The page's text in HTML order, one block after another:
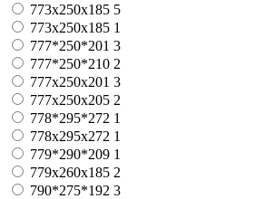
773x250x185 5
773х250х185 1
777*250*201 3
777*250*210 2
777x250x201 3
777х250х205 2
778*295*272 1
778x295x272 1
779*290*209 1
779х260х185 2
790*275*192 3